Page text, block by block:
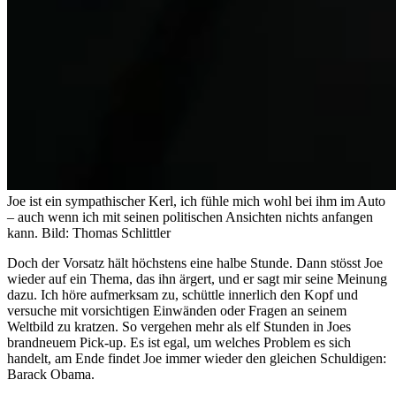
Joe ist ein sympathischer Kerl, ich fühle mich wohl bei ihm im Auto
– auch wenn ich mit seinen politischen Ansichten nichts anfangen
kann. Bild: Thomas Schlittler
Doch der Vorsatz hält höchstens eine halbe Stunde. Dann stösst Joe
wieder auf ein Thema, das ihn ärgert, und er sagt mir seine Meinung
dazu. Ich höre aufmerksam zu, schüttle innerlich den Kopf und
versuche mit vorsichtigen Einwänden oder Fragen an seinem
Weltbild zu kratzen. So vergehen mehr als elf Stunden in Joes
brandneuem Pick-up. Es ist egal, um welches Problem es sich
handelt, am Ende findet Joe immer wieder den gleichen Schuldigen:
Barack Obama.